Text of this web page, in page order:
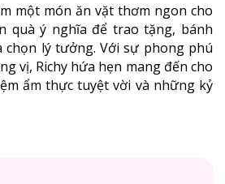
một món ăn vặt thơm ngon cho
quà ý nghĩa để trao tặng, bánh
chọn lý tưởng. Với sự phong phú
vị, Richy hứa hẹn mang đến cho
ẩm thực tuyệt vời và những kỷ